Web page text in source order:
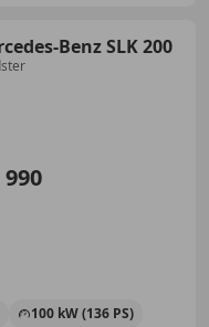
Benz SLK 200
990
100 kW (136 PS)